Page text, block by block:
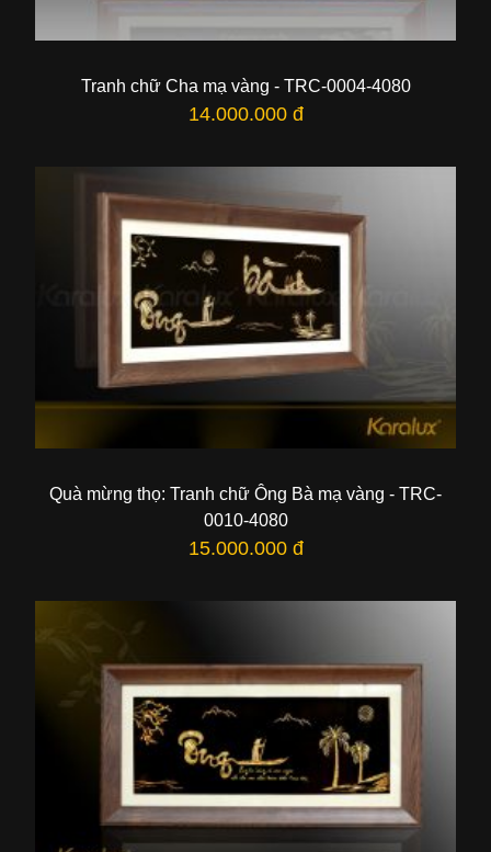
Tranh chữ Cha mạ vàng - TRC-0004-4080
14.000.000 đ
Quà mừng thọ: Tranh chữ Ông Bà mạ vàng - TRC-
0010-4080
15.000.000 đ